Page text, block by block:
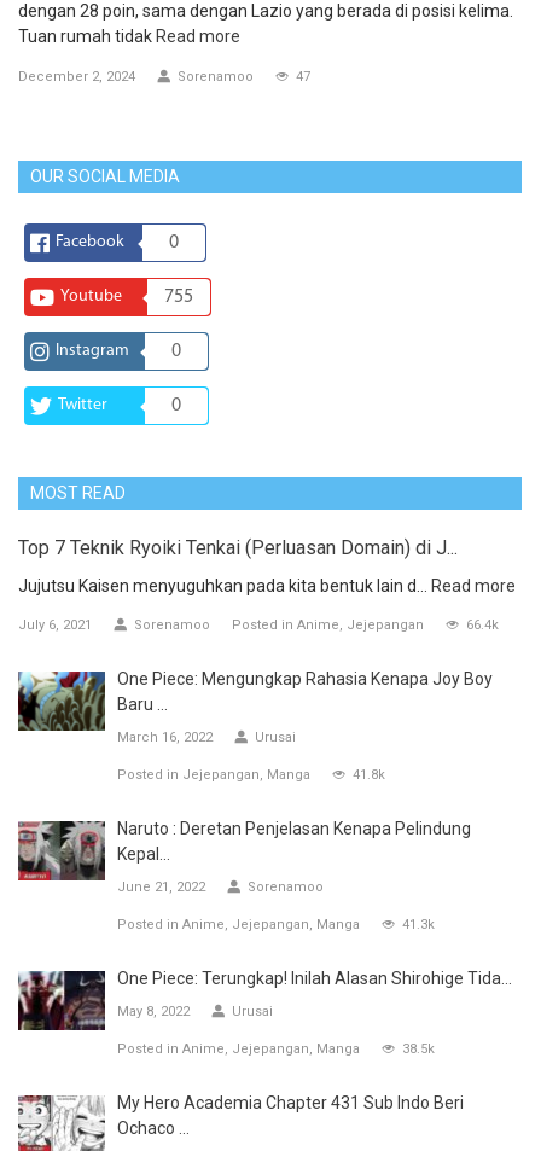
dengan 28 poin, sama dengan Lazio yang berada di posisi kelima.
Tuan rumah tidak Read more
December 2, 2024 Sorenamoo 47
OUR SOCIAL MEDIA
Facebook 0
Youtube 755
Instagram 0
Twitter 0
MOST READ
Top 7 Teknik Ryoiki Tenkai (Perluasan Domain) di J...
Jujutsu Kaisen menyuguhkan pada kita bentuk lain d... Read more
July 6, 2021 Sorenamoo Posted in Anime Jejepangan 66.4k
One Piece: Mengungkap Rahasia Kenapa Joy Boy
Baru ...
March 16, 2022 Urusai
Posted in Jejepangan Manga 41.8k
Naruto : Deretan Penjelasan Kenapa Pelindung
Kepal...
June 21, 2022 Sorenamoo
Posted in Anime Jejepangan Manga 41.3k
One Piece: Terungkap! Inilah Alasan Shirohige Tida...
May 8, 2022 Urusai
Posted in Anime Jejepangan Manga 38.5k
My Hero Academia Chapter 431 Sub Indo Beri
Ochaco ...